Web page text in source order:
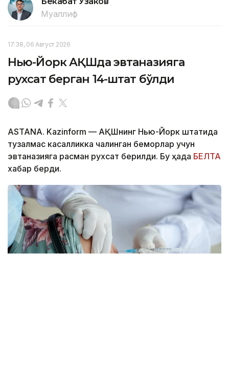
Муаллиф
17:38, 06 Август 2026
Нью-Йорк АҚШда эвтаназияга
рухсат берган 14-штат бўлди
ASTANA. Kazinform — АҚШнинг Нью-Йорк штатида
тузалмас касалликка чалинган беморлар учун
эвтаназияга расман рухсат берилди. Бу ҳақда БЕЛТА
хабар берди.